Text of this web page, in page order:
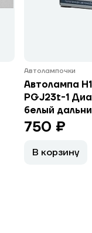
Автолампочки
Автолампа
PGJ23t-1
белый
750 ₽
В корзину